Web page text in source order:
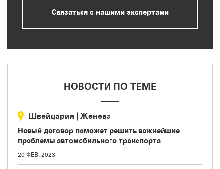
Связаться с нашими экспертами
НОВОСТИ ПО ТЕМЕ
Швейцария | Женева
Новый договор поможет решить важнейшие
проблемы автомобильного транспорта
20 ФЕВ. 2023